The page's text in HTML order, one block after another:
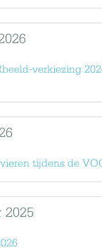
verkiezing
tijdens de
2025